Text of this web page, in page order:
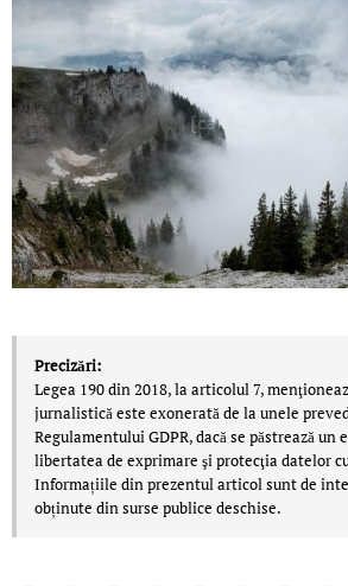
Precizări:
Legea 190 din 2018, la articolul 7,
jurnalistică este exonerată de la unele
Regulamentului GDPR, dacă se păstrează
libertatea de exprimare şi protecţia datelor
Informațiile din prezentul articol sunt de
obținute din surse publice deschise.